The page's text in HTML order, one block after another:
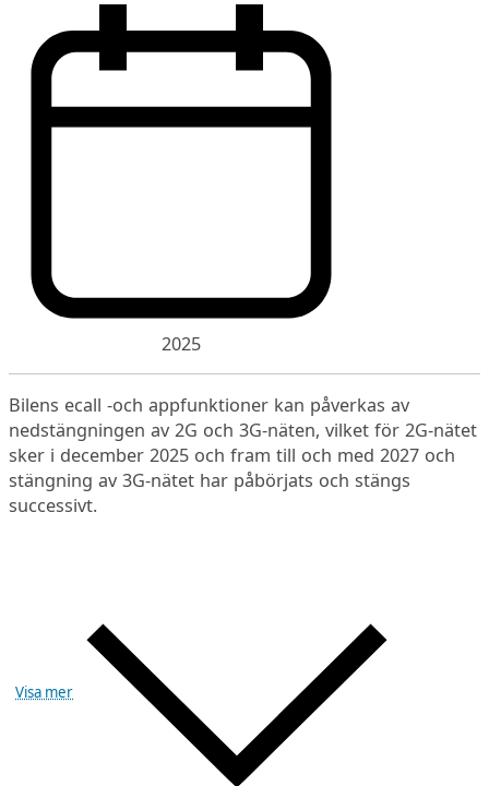
2025
Bilens ecall -och appfunktioner kan påverkas av
nedstängningen av 2G och 3G-näten, vilket för 2G-nätet
sker i december 2025 och fram till och med 2027 och
stängning av 3G-nätet har påbörjats och stängs
successivt.
Visa mer